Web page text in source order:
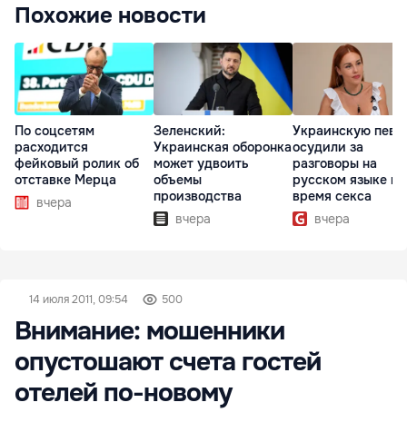
Похожие новости
По соцсетям
расходится
фейковый ролик об
отставке Мерца
вчера
Зеленский:
Украинская оборонка
может удвоить
объемы
производства
вчера
Украинскую
осудили за
разговоры на
русском языке во
время секса
вчера
14 июля 2011, 09:54 500
Внимание: мошенники
опустошают счета гостей
отелей по-новому